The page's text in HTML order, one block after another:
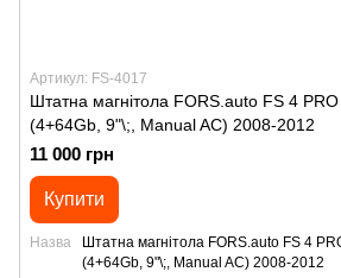
Артикул: FS-4017
Штатна магнітола FORS.auto FS 4
(4+64Gb, 9"\;, Manual AC) 2008-2012
11 000 грн
Купити
Назва
Штатна магнітола FORS.auto FS 4
(4+64Gb, 9"\;, Manual AC) 2008-2012